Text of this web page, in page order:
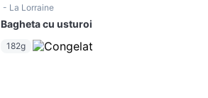
La Lorraine
Bagheta cu usturoi
182g